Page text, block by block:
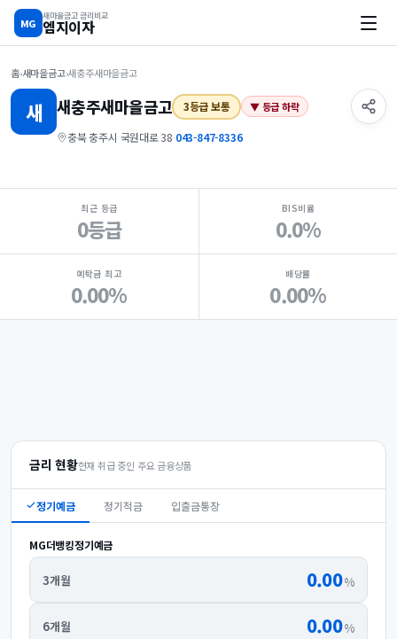
MG
새마을금고 금리비교
엠지이자
홈›새마을금고›새충주새마을금고
새 새충주새마을금고 3등급 보통 ▼ 등급 하락
충북 충주시 국원대로 38·043-847-8336
지점 핵심 지표 요약
최근 등급
0등급
BIS비율
0.0%
예탁금 최고
0.00%
배당률
0.00%
금리 현황현재 취급 중인 주요 금융상품
정기예금 정기적금 입출금통장
MG더뱅킹정기예금
3개월 0.00%
6개월 0.00%